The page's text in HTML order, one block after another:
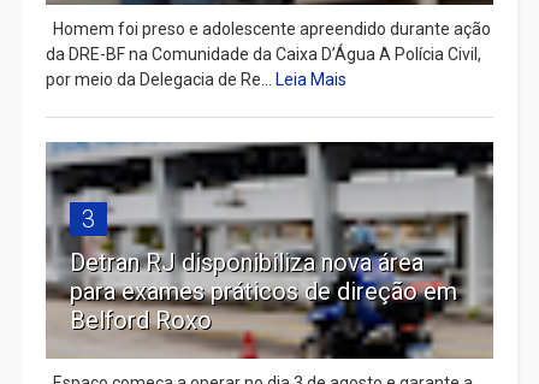
Homem foi preso e adolescente apreendido durante ação
da DRE-BF na Comunidade da Caixa D’Água A Polícia Civil,
por meio da Delegacia de Re... Leia Mais
3
Detran RJ disponibiliza nova área
para exames práticos de direção em
Belford Roxo